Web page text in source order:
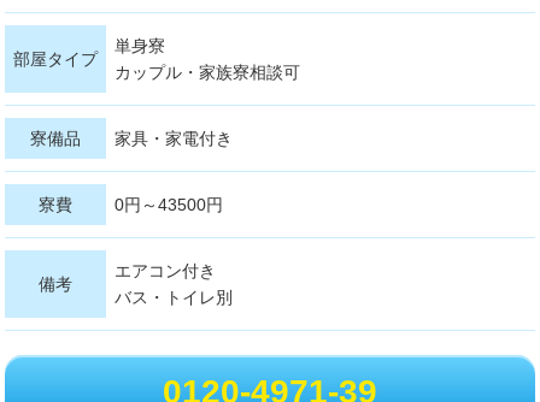
部屋タイプ
単身寮
カップル・家族寮相談可
寮備品 家具・家電付き
寮費 0円～43500円
備考
エアコン付き
バス・トイレ別
0120-4971-39